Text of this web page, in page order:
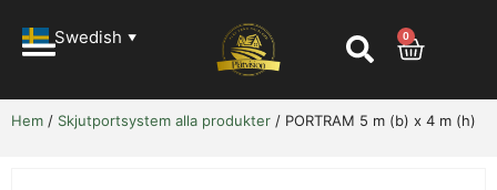
Swedish ▼ 0
Hem / Skjutportsystem alla produkter / PORTRAM 5 m (b) x 4 m (h)